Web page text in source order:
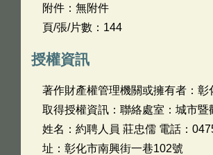
附件：無附件
頁/張/片數：144
授權資訊
著作財產權管理機關或擁有者：彰
取得授權資訊：聯絡處室：城市暨
姓名：約聘人員 莊忠儒 電話：
址：彰化市南興街一巷102號